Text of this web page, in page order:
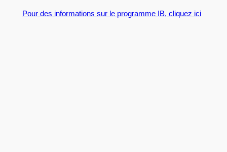
Pour des informations sur le programme IB, cliquez ici